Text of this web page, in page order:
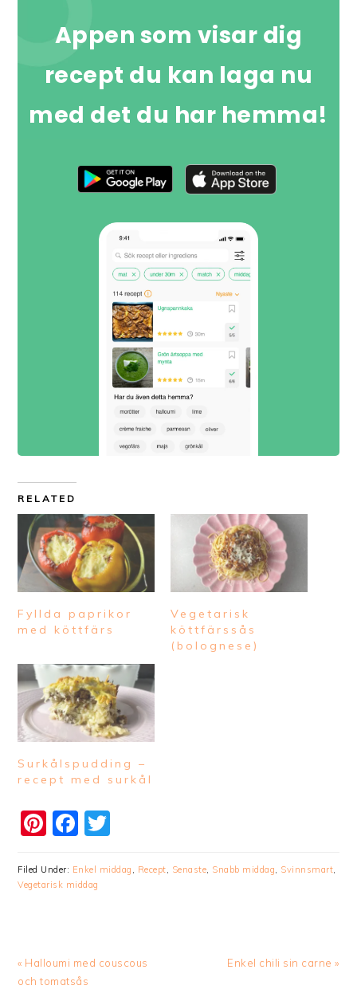
Appen som visar dig
recept du kan laga nu
med det du har hemma!
RELATED
Fyllda paprikor
med köttfärs
Vegetarisk
köttfärssås
(bolognese)
Surkålspudding –
recept med surkål
Pinterest
Facebook
Filed Under: Enkel middag , Recept, Senaste, Snabb middag, Svinnsmart,
Vegetarisk middag
Previous
Post:
« Halloumi med couscous
och tomatsås
Next
Enkel chili sin carne »